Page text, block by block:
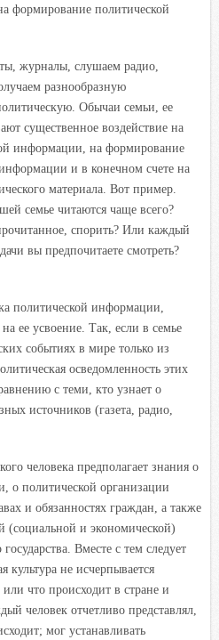
формирование политической
журналы, слушаем радио,
разнообразную
Обычаи семьи, ее
существенное воздействие на
информации, на формирование
и в конечном счете на
материала. Вот пример.
семье читаются чаще всего?
спорить? Или каждый
вы предпочитаете смотреть?
политической информации,
ее усвоение. Так, если в семье
событиях в мире только из
осведомленность этих
с теми, кто узнает о
источников (газета, радио,
человека предполагает знания о
о политической организации
и обязанностях граждан, а также
(социальной и экономической)
Вместе с тем следует
культура не исчерпывается
что происходит в стране и
человек отчетливо представлял,
мог устанавливать